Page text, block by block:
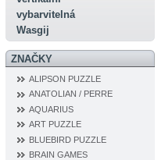
vybarvitelná
Wasgij
ZNAČKY
ALIPSON PUZZLE
ANATOLIAN / PERRE
AQUARIUS
ART PUZZLE
BLUEBIRD PUZZLE
BRAIN GAMES